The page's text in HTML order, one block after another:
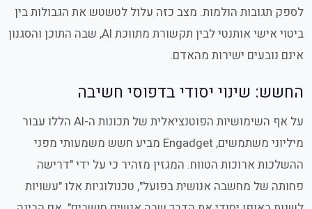
לספק תגובות הולמות. מצב כזה עלול לטשטש את הגבולות בין
ביטוי אישי אותנטי לבין תקשורת מתווכת AI, שבה התוכן והסגנון
אינם נובעים ישירות מהאדם.
החשש: שינוי יסודי בדפוסי חשיבה
על אף השימושיות הפוטנציאלית של תכונות ה-AI הללו עבור
מיליוני משתמשים, Engadget מביע חשש משמעותי מפני
ההשלכות ארוכות הטווח. המגזין מזהיר כי על ידי "דרישה
פחותה של מחשבה אנושית בפועל", טכנולוגיות אלו "עשויות